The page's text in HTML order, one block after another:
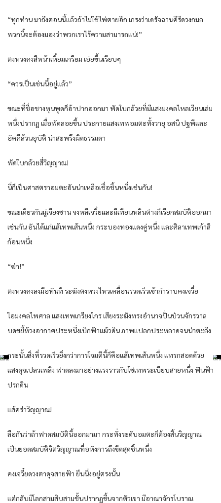
“ทุกท่าน มาถึงตอนนี้แล้วถ้าไม่ใช้ไพ่ตายอีก เกรงว่าเดรัจฉานคีรีดวงกมล
พวกนี้จะต้องมองว่าพวกเราไร้ความสามารถแน่!”
ตงหวงคงสีหน้าเหี้ยมเกรียม เอ่ยขึ้นเรียบๆ
“ควรเป็นเช่นนี้อยู่แล้ว”
ขณะที่ชื่อชางหุนพูดก็อ้าปากออกมา พัดใบกล้วยที่มีแสงมงคลไหลเวียนเล่ม
หนึ่งปรากฏ เมื่อพัดลอยขึ้น ประกายแสงเทพอมตะทั้งวายุ อสนี ปฐพีและ
อัคคีล้วนอุบัติ น่าสะพรึงผิดธรรมดา
พัดใบกล้วยสี่วิญญาณ!
นี่ก็เป็นศาสตราอมตะอันน่าเหลือเชื่อชิ้นหนึ่งเช่นกัน!
ขณะเดียวกันมู่เจียงซาน จงหลีเจวี๋ยและฉีเทียนหลินต่างก็เรียกสมบัติออกมา
เช่นกัน อันได้แก่แส้เทพเส้นหนึ่ง กระบองทองแดงคู่หนึ่ง และศิลาเทพเก้าสี
ก้อนหนึ่ง
“ฆ่า!”
ตงหวงคงลงมือทันที ระฆังตงหวงไหวเคลื่อนรวดเร็วเข้ากำราบคงเจวี๋ย
ไอมงคลไพศาล แสงเทพเกรียงไกร เสียงระฆังทรงอำนาจปั่นป่วนจักรวาล
บดขยี้ห้วงอากาศประหนึ่งเบิกฟ้าแผ้วดิน ภาพแปลกประหลาดจนน่าตะลึง
กระนั้นสิ่งที่รวดเร็วยิ่งกว่าการโจมตีนี้ก็คือแส้เทพเส้นหนึ่ง แทรกสอดด้วย
แสงดุจเปลวเพลิง ฟาดลงมาอย่างแรงราวกับโซ่เทพระเบียบสายหนึ่ง ฟันฟ้า
ปรกดิน
แส้คร่าวิญญาณ!
ลือกันว่าถ้าฟาดสมบัตินี้ออกมามา กระทั่งระดับอมตะก็ต้องสิ้นวิญญาณ
เป็นยอดสมบัติจิตวิญญาณที่อหังการถึงขีดสุดชิ้นหนึ่ง
คงเจวี๋ยดวงตาดุจสายฟ้า ยืนนิ่งอยู่ตรงนั้น
แต่กลับมีโลกสามสิบสามชั้นปรากฏขึ้นจากตัวเขา มีอาณาจักรโบราณ